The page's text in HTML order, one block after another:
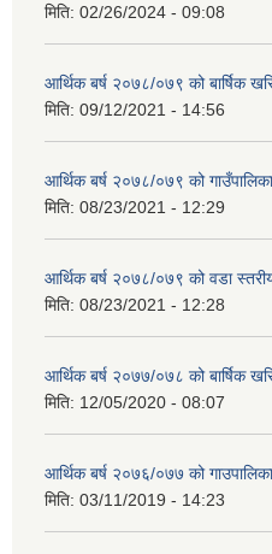
मिति: 02/26/2024 - 09:08
आर्थिक बर्ष २०७८/०७९ को बार्षिक
मिति: 09/12/2021 - 14:56
आर्थिक बर्ष २०७८/०७९ को
मिति: 08/23/2021 - 12:29
आर्थिक बर्ष २०७८/०७९ को वडा
मिति: 08/23/2021 - 12:28
आर्थिक बर्ष २०७७/०७८ को बार्षिक
मिति: 12/05/2020 - 08:07
आर्थिक बर्ष २०७६/०७७ को
मिति: 03/11/2019 - 14:23